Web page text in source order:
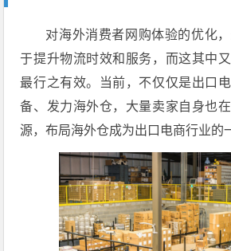
对海外消费者网购体验的优化
于提升物流时效和服务，而这其中
最行之有效。当前，不仅仅是出口
备、发力海外仓，大量卖家自身也
源，布局海外仓成为出口电商行业的